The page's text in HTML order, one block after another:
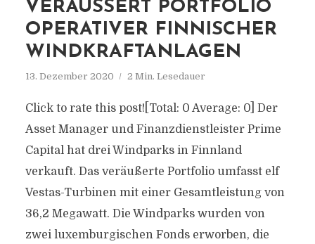
VERÄUSSERT PORTFOLIO O
PERATIVER FINNISCHER W
INDKRAFTANLAGEN
13. Dezember 2020 2 Min. Lesedauer
Click to rate this post![Total: 0 Average: 0] Der
Asset Manager und Finanzdienstleister Prime
Capital hat drei Windparks in Finnland
verkauft. Das veräußerte Portfolio umfasst elf
Vestas-Turbinen mit einer Gesamtleistung von
36,2 Megawatt. Die Windparks wurden von
zwei luxemburgischen Fonds erworben, die